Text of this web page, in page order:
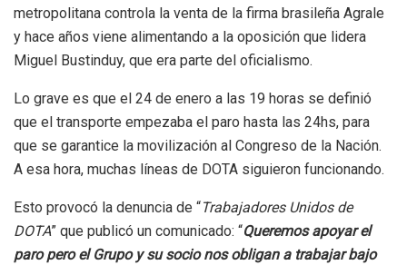
metropolitana controla la venta de la firma brasileña Agrale
y hace años viene alimentando a la oposición que lidera
Miguel Bustinduy, que era parte del oficialismo.
Lo grave es que el 24 de enero a las 19 horas se definió
que el transporte empezaba el paro hasta las 24hs, para
que se garantice la movilización al Congreso de la Nación.
A esa hora, muchas líneas de DOTA siguieron funcionando.
Esto provocó la denuncia de “Trabajadores Unidos de
DOTA” que publicó un comunicado: “Queremos apoyar el
paro pero el Grupo y su socio nos obligan a trabajar bajo